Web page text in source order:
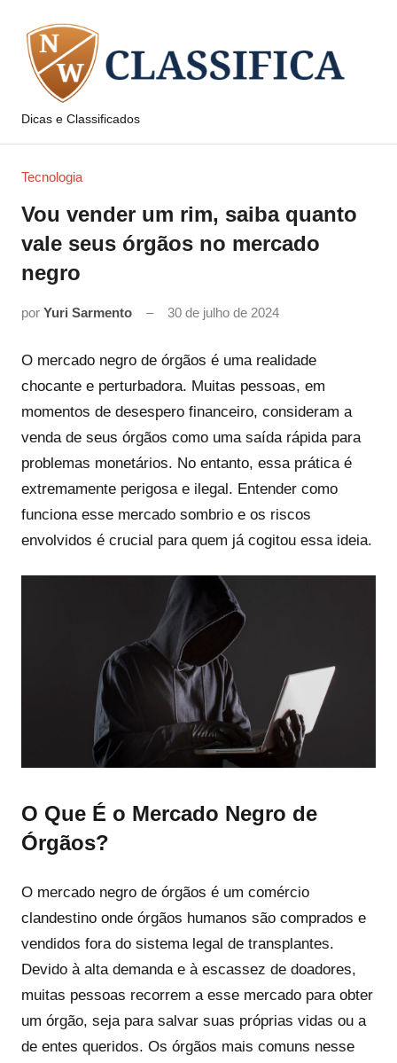
para
conteúdo
Dicas e Classificados
Tecnologia
Vou vender um rim, saiba quanto
vale seus órgãos no mercado
negro
por Yuri Sarmento 30 de julho de 2024
O mercado negro de órgãos é uma realidade
chocante e perturbadora. Muitas pessoas, em
momentos de desespero financeiro, consideram a
venda de seus órgãos como uma saída rápida para
problemas monetários. No entanto, essa prática é
extremamente perigosa e ilegal. Entender como
funciona esse mercado sombrio e os riscos
envolvidos é crucial para quem já cogitou essa ideia.
O Que É o Mercado Negro de
Órgãos?
O mercado negro de órgãos é um comércio
clandestino onde órgãos humanos são comprados e
vendidos fora do sistema legal de transplantes.
Devido à alta demanda e à escassez de doadores,
muitas pessoas recorrem a esse mercado para obter
um órgão, seja para salvar suas próprias vidas ou a
de entes queridos. Os órgãos mais comuns nesse